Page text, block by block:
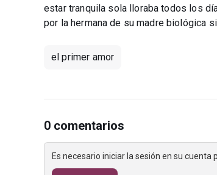
estar tranquila sola lloraba todos los
por la hermana de su madre biológica
el primer amor
0 comentarios
Es necesario iniciar la sesión en su